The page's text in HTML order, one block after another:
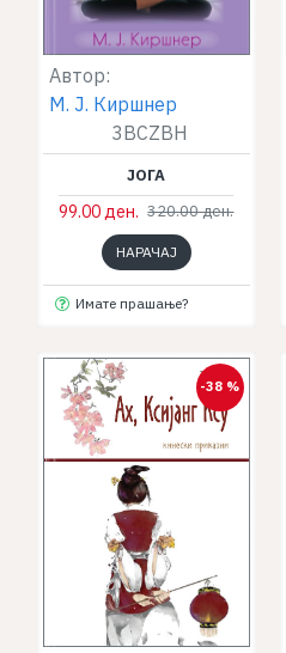
Автор:
М. Ј. Киршнер
3BCZBH
ЈОГА
99.00 ден. 320.00 ден.
НАРАЧАЈ
Имате прашање?
-38 %